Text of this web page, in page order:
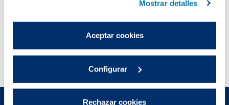
son indispensables para que el sitio web funcione y que
por tanto no se pueden desactivar.
Puedes consultar más información en nuestra
Mostrar detalles
Aceptar cookies
Configurar
Rechazar cookies
De los cuales para uso prepotable 72,8%
19,03% agricultura
0,26% recreativo